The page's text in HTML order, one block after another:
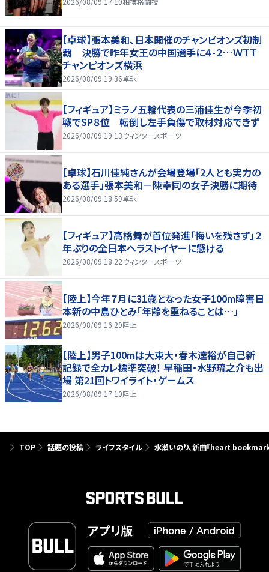
【卓球】張本美和、日本開催のチャンピオンズ初制
覇 決勝で昨年女王の中国選手に４-２…ＷＴＴ
チャンピオンズ横浜
2026/08/09 19:36卓球
【フィギュア】ミラノ五輪代表の三浦佳生が今季初
戦でSP８位 転倒し左手負傷で取材対応できず
2026/08/09 19:13ウィンタースポーツ
【卓球】石川佳純さんが会場登場「2人とも実力の
ある選手」張本美和－陳幸同の女子決勝に期待
2026/08/09 18:59卓球
【フィギュア】高橋舞が首位発進「悔いを残さず」２
年ぶりの全日本へラストイヤーに懸ける
2026/08/09 18:22ウィンタースポーツ
【陸上】今年７月に31歳となった女子100m障害日
本新の中島ひとみ「年齢を重ねることは…」
2026/08/09 16:29陸上
【陸上】男子100mは大東大・春木達裕が自己新
記録で全カレ標準突破！ 早稲田・水野琉之介も出
場 第21回トワイライト・ゲームス
2026/08/09 17:10陸上
TOP 話題の投稿 ライフスタイル 水瀬いのり、新曲『heart bookmark
アプリ版